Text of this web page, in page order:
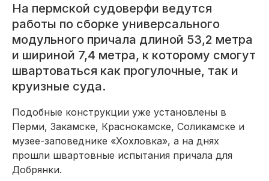
На пермской судоверфи ведутся
работы по сборке универсального
модульного причала длиной 53,2 метра
и шириной 7,4 метра, к которому смогут
швартоваться как прогулочные, так и
круизные суда.
Подобные конструкции уже установлены в
Перми, Закамске, Краснокамске, Соликамске и
музее-заповеднике «Хохловка», а на днях
прошли швартовные испытания причала для
Добрянки.